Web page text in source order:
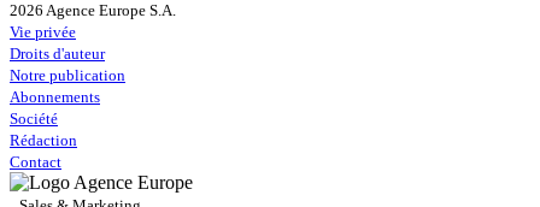
2026 Agence Europe S.A.
Vie privée
Droits d'auteur
Notre publication
Abonnements
Société
Rédaction
Contact